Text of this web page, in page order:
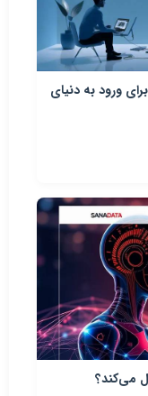
ورود به دنیای
می‌کند؟